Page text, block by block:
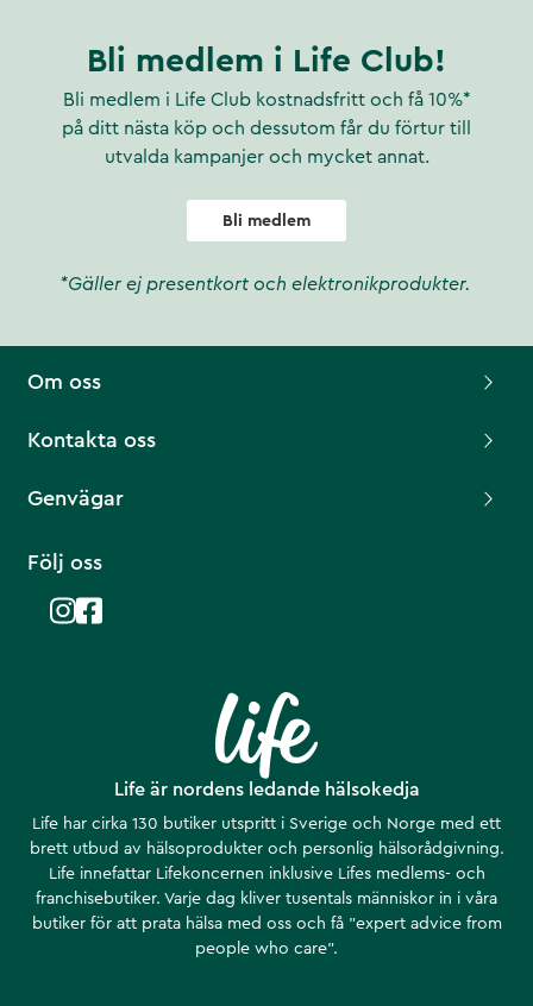
Bli medlem i Life Club!
Bli medlem i Life Club kostnadsfritt och få 10%*
på ditt nästa köp och dessutom får du förtur till
utvalda kampanjer och mycket annat.
Bli medlem
*Gäller ej presentkort och elektronikprodukter.
Life är nordens ledande hälsokedja
Life har cirka 130 butiker utspritt i Sverige och Norge med ett
brett utbud av hälsoprodukter och personlig hälsorådgivning.
Life innefattar Lifekoncernen inklusive Lifes medlems- och
franchisebutiker. Varje dag kliver tusentals människor in i våra
butiker för att prata hälsa med oss och få ”expert advice from
people who care”.
Om oss
Kontakta oss
Genvägar
Följ oss